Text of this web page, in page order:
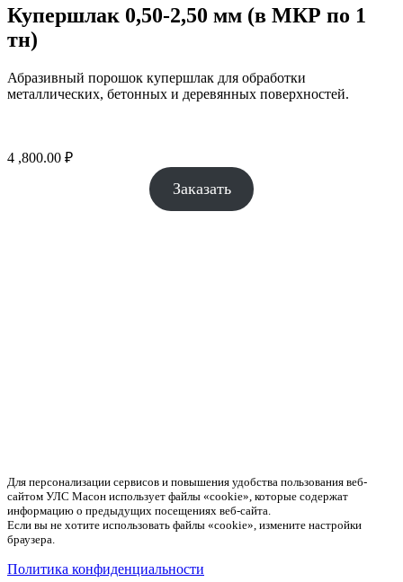
Купершлак 0,50-2,50 мм (в МКР по 1
тн)
Абразивный порошок купершлак для обработки
металлических, бетонных и деревянных поверхностей.
4 ,800.00 ₽
Заказать
Для персонализации сервисов и повышения удобства пользования веб-
сайтом УЛС Масон использует файлы «cookie», которые содержат
информацию о предыдущих посещениях веб-сайта.
Если вы не хотите использовать файлы «cookie», измените настройки
браузера.
Политика конфиденциальности